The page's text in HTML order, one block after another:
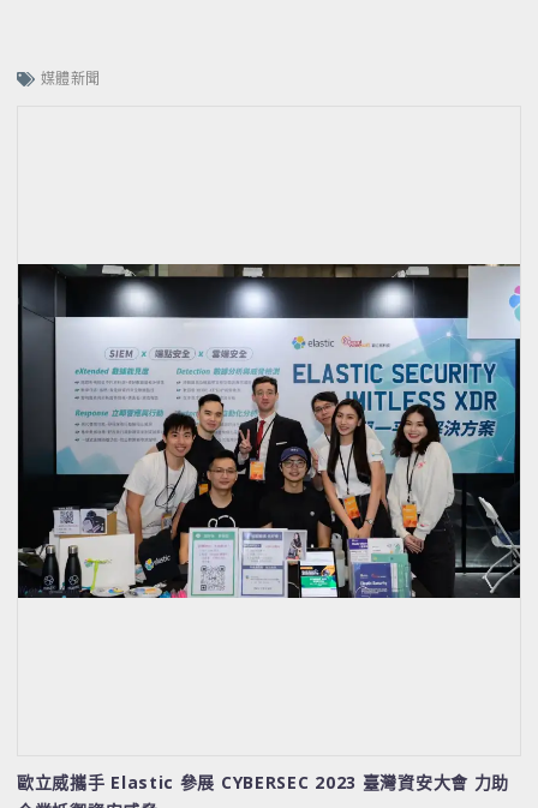
媒體新聞
歐立威攜手 Elastic 參展 CYBERSEC 2023 臺灣資安大會 力助